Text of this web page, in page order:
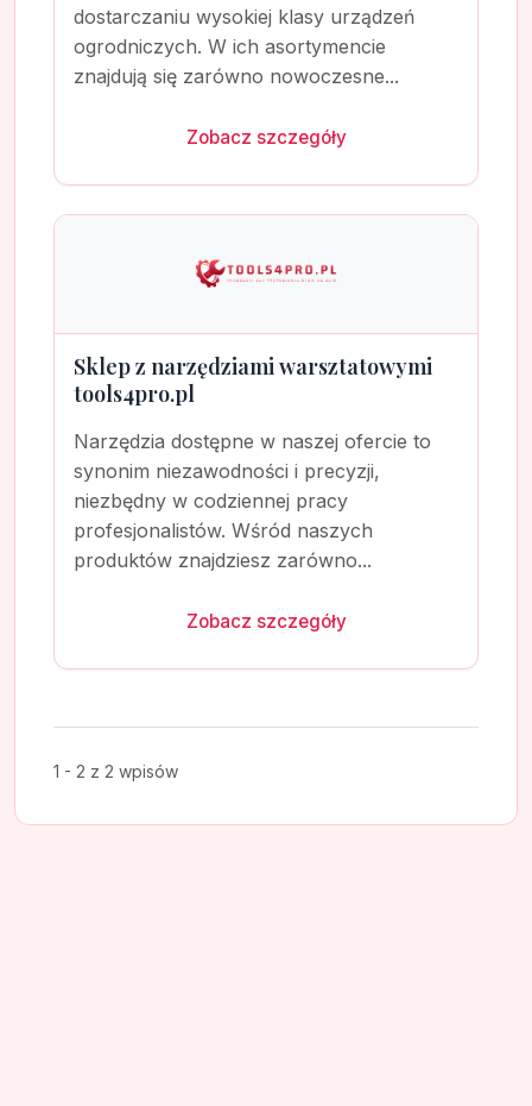
dostarczaniu wysokiej klasy urządzeń
ogrodniczych. W ich asortymencie
znajdują się zarówno nowoczesne...
Zobacz szczegóły
Sklep z narzędziami warsztatowymi
tools4pro.pl
Narzędzia dostępne w naszej ofercie to
synonim niezawodności i precyzji,
niezbędny w codziennej pracy
profesjonalistów. Wśród naszych
produktów znajdziesz zarówno...
Zobacz szczegóły
1 - 2 z 2 wpisów